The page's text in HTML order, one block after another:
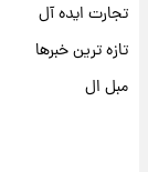
تجارت ایده آل
تازه ترین خبرها
مبل ال